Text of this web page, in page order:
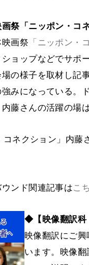
祭「ニッポン・コ
画祭 「ニッポン・
ョップなどでサポ
の様子を取材し記
みになっている。
藤さんの活躍の場
ネクション」内藤
ンド関連記事はこ
◆【映像翻訳科
映像翻訳にご
います。映像